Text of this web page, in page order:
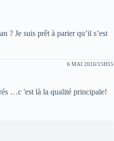
? Je suis prêt à parier qu’il s’est
6 MAI 2016/15H55
…c 'est là la qualité principale!